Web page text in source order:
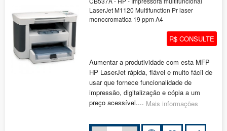
LaserJet M1120 Multifunction Pr laser
monocromatica 19 ppm A4
R$ CONSULTE
Aumentar a produtividade com esta MFP
HP LaserJet rápida, fiável e muito fácil de
usar que fornece funcionalidade de
impressão, digitalização e cópia a um
preço acessível.... Mais informações